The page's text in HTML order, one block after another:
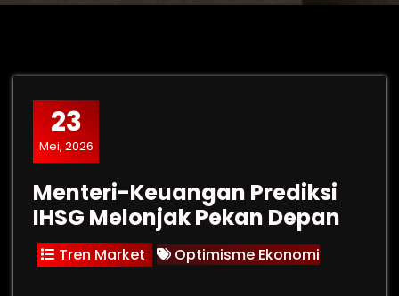
23
Mei, 2026
Menteri-Keuangan Prediksi
IHSG Melonjak Pekan Depan
Tren Market Optimisme Ekonomi